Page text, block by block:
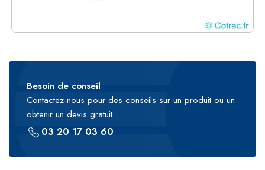
Besoin de conseil
Contactez-nous pour des conseils sur un produit ou un
obtenir un devis gratuit
03 20 17 03 60